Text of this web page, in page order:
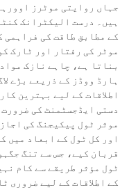
جہاں روایتی موٹرز
ہیں۔ درست الیکٹرانک
کے مطابق طاقت کی فراہمی
موٹر کی رفتار اور ٹارک
بناتا ہے، چاہے نازک
ہارڈ ووڈز کے ذریعے بڑے
اطلاقات کے لیے بہترین
دستی ایڈجسٹمنٹ کی
موثر ٹول پیکیجنگ کی
اور کل ٹول کے ابعاد میں
قربان کیے، جس سے تنگ
ٹول مؤثر طریقے سے کام
کے اطلاقات کے لیے ضروری